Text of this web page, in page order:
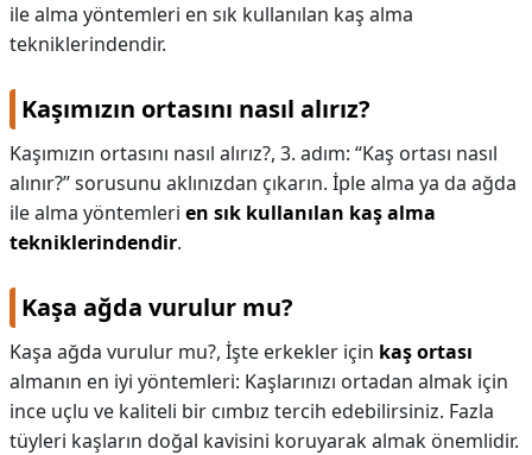
ile alma yöntemleri en sık kullanılan kaş alma
tekniklerindendir.
Kaşımızın ortasını nasıl alırız?
Kaşımızın ortasını nasıl alırız?, 3. adım: “Kaş ortası nasıl
alınır?” sorusunu aklınızdan çıkarın. İple alma ya da ağda
ile alma yöntemleri en sık kullanılan kaş alma
tekniklerindendir.
Kaşa ağda vurulur mu?
Kaşa ağda vurulur mu?, İşte erkekler için kaş ortası
almanın en iyi yöntemleri: Kaşlarınızı ortadan almak için
ince uçlu ve kaliteli bir cımbız tercih edebilirsiniz. Fazla
tüyleri kaşların doğal kavisini koruyarak almak önemlidir.